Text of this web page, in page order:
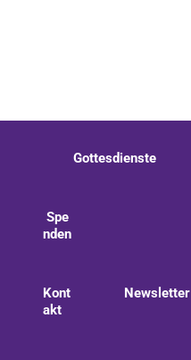
Gottesdienste
Spe
nden
Kont
akt
Newsletter